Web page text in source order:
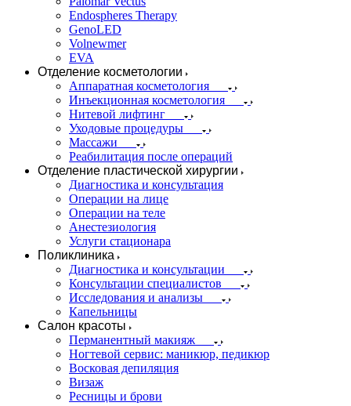
Endospheres Therapy
GenoLED
Volnewmer
EVA
Отделение косметологии
Аппаратная косметология
Инъекционная косметология
Нитевой лифтинг
Уходовые процедуры
Массажи
Реабилитация после операций
Отделение пластической хирургии
Диагностика и консультация
Операции на лице
Операции на теле
Анестезиология
Услуги стационара
Поликлиника
Диагностика и консультации
Консультации специалистов
Исследования и анализы
Капельницы
Салон красоты
Перманентный макияж
Ногтевой сервис: маникюр, педикюр
Восковая депиляция
Визаж
Ресницы и брови